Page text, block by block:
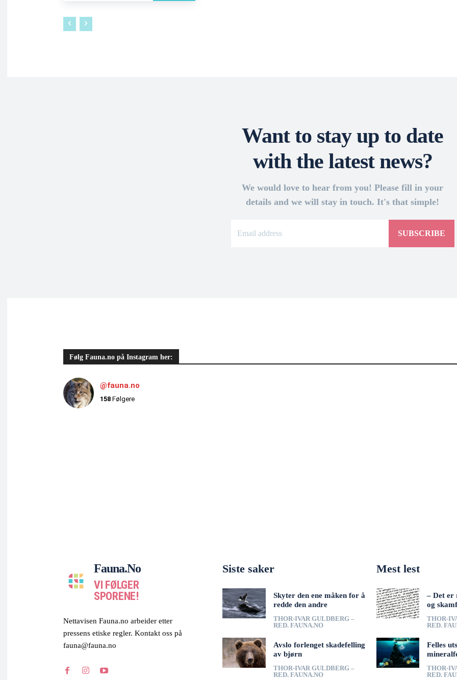
Want to stay up to date
with the latest news?
We would love to hear from you! Please fill in your
details and we will stay in touch. It's that simple!
SUBSCRIBE
Følg Fauna.no på Instagram her:
@fauna.no
158 Følgere
Fauna.no
VI FØLGER
SPORENE!
Nettavisen Fauna.no arbeider etter
pressens etiske regler. Kontakt oss på
fauna@fauna.no
Siste saker
Skyter den ene måken for å
redde den andre
THOR-IVAR GULDBERG –
RED. FAUNA.NO
Avslo forlenget skadefelling
av bjørn
THOR-IVAR GULDBERG –
RED. FAUNA.NO
Mest lest
– Det er
og
THOR-
RED.
Felles
THOR-
RED.